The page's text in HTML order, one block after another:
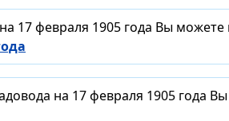
17 февраля 1905 года Вы
на 17 февраля 1905 года